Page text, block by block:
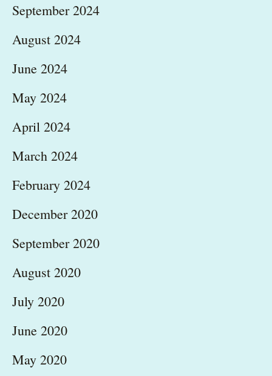
September 2024
August 2024
June 2024
May 2024
April 2024
March 2024
February 2024
December 2020
September 2020
August 2020
July 2020
June 2020
May 2020